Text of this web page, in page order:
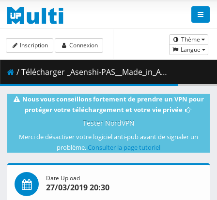
Thème
Langue
Inscription Connexion
/ Télécharger _Asenshi-PAS__Made_in_Abyss_-_07v2__BD_1080p_AAC___23C2DDCF_.mkv.001 ( 392.55 MB )
Nous vous conseillons fortement de prendre un VPN pour
protéger votre téléchargement et votre vie privée
Tester NordVPN
Merci de désactiver votre logiciel anti-pub avant de signaler un
problème. Consulter la page tutoriel
Date Upload
27/03/2019 20:30